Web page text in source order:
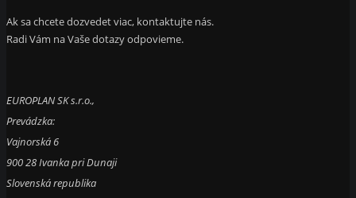
Ak sa chcete dozvedet viac, kontaktujte nás.
Radi Vám na Vaše dotazy odpovieme.
EUROPLAN SK s.r.o.,
Prevádzka:
Vajnorská 6
900 28 Ivanka pri Dunaji
Slovenská republika